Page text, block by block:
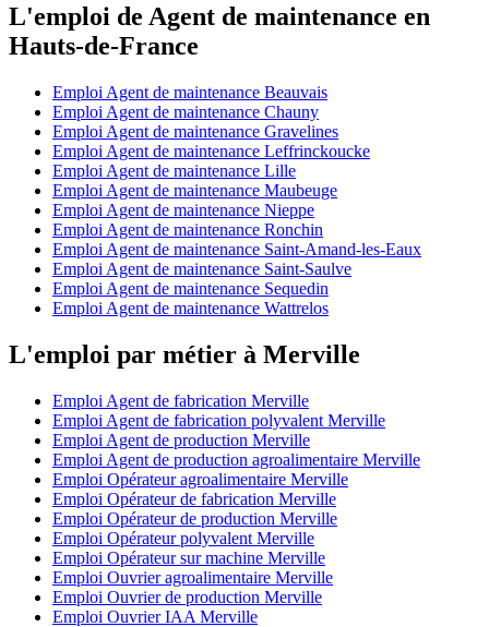
L'emploi de Agent de maintenance en
Hauts-de-France
Emploi Agent de maintenance Beauvais
Emploi Agent de maintenance Chauny
Emploi Agent de maintenance Gravelines
Emploi Agent de maintenance Leffrinckoucke
Emploi Agent de maintenance Lille
Emploi Agent de maintenance Maubeuge
Emploi Agent de maintenance Nieppe
Emploi Agent de maintenance Ronchin
Emploi Agent de maintenance Saint-Amand-les-Eaux
Emploi Agent de maintenance Saint-Saulve
Emploi Agent de maintenance Sequedin
Emploi Agent de maintenance Wattrelos
L'emploi par métier à Merville
Emploi Agent de fabrication Merville
Emploi Agent de fabrication polyvalent Merville
Emploi Agent de production Merville
Emploi Agent de production agroalimentaire Merville
Emploi Opérateur agroalimentaire Merville
Emploi Opérateur de fabrication Merville
Emploi Opérateur de production Merville
Emploi Opérateur polyvalent Merville
Emploi Opérateur sur machine Merville
Emploi Ouvrier agroalimentaire Merville
Emploi Ouvrier de production Merville
Emploi Ouvrier IAA Merville